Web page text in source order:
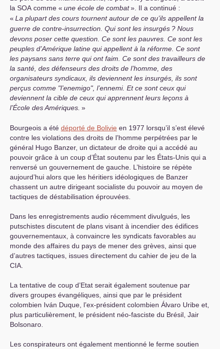
la SOA comme « une école de combat». Il a continué :
« La plupart des cours tournent autour de ce qu’ils appellent la
guerre de contre-insurrection. Qui sont les insurgés ? Nous
devons poser cette question. Ce sont les pauvres. Ce sont les
peuples d’Amérique latine qui appellent à la réforme. Ce sont
les paysans sans terre qui ont faim. Ce sont des travailleurs de
la santé, des défenseurs des droits de l’homme, des
organisateurs syndicaux, ils deviennent les insurgés, ils sont
perçus comme "l’enemigo", l’ennemi. Et ce sont ceux qui
deviennent la cible de ceux qui apprennent leurs leçons à
l’École des Amériques. »
Bourgeois a été déporté de Bolivie en 1977 lorsqu’il s’est élevé
contre les violations des droits de l’homme perpétrées par le
général Hugo Banzer, un dictateur de droite qui a accédé au
pouvoir grâce à un coup d’État soutenu par les États-Unis qui a
renversé un gouvernement de gauche. L’histoire se répète
aujourd’hui alors que les héritiers idéologiques de Banzer
chassent un autre dirigeant socialiste du pouvoir au moyen de
tactiques de déstabilisation éprouvées.
Dans les enregistrements audio récemment divulgués, les
putschistes discutent de plans visant à incendier des édifices
gouvernementaux, à convaincre les syndicats favorables au
monde des affaires du pays de mener des grèves, ainsi que
d’autres tactiques, issues directement du cahier de jeu de la
CIA
La tentative de coup d’Etat serait également soutenue par
divers groupes évangéliques, ainsi que par le président
colombien Iván Duque, l’ex-président colombien Álvaro Uribe et,
plus particulièrement, le président néo-fasciste du Brésil, Jair
Bolsonaro.
Les conspirateurs ont également mentionné le ferme soutien